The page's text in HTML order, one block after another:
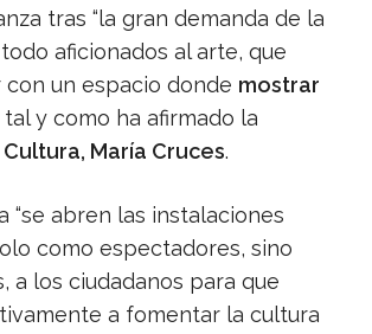
tras “la gran demanda de la
aficionados al arte, que
un espacio donde mostrar
tal y como ha afirmado la
María Cruces.
“se abren las instalaciones
como espectadores, sino
a los ciudadanos para que
a fomentar la cultura